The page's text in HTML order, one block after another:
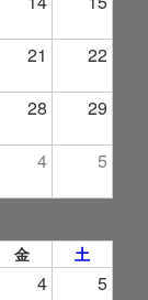
21 22
28 29
4 5
金 土
4 5